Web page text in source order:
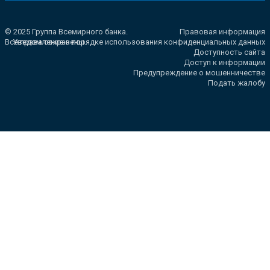
© 2025 Группа Всемирного банка.
Все права сохранены.
Правовая информация
Уведомление о порядке использования конфиденциальных данных
Доступность сайта
Доступ к информации
Предупреждение о мошенничестве
Подать жалобу